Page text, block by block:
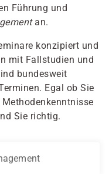
Führung und
an.
konzipiert und
mit Fallstudien und
bundesweit
Egal ob Sie
Sie richtig.